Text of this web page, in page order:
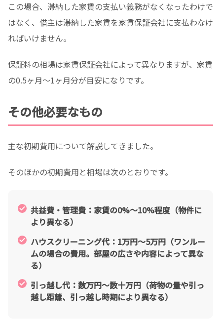
この場合、滞納した家賃の支払い義務がなくなったわけで
はなく、借主は滞納した家賃を家賃保証会社に支払わなけ
ればいけません。
保証料の相場は家賃保証会社によって異なりますが、家賃
の0.5ヶ月〜1ヶ月分が目安になりです。
その他必要なもの
主な初期費用について解説してきました。
そのほかの初期費用と相場は次のとおりです。
共益費・管理費：家賃の0%〜10%程度（物件に
より異なる）
ハウスクリーニング代：1万円〜5万円（ワンルー
ムの場合の費用。部屋の広さや内容によって異な
る）
引っ越し代：数万円〜数十万円（荷物の量や引っ
越し距離、引っ越し時期により異なる）